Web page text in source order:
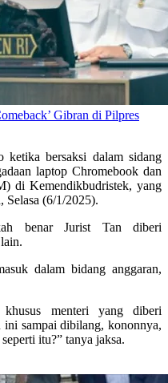
Gibran di Pilpres
ketika bersaksi dalam sidang
laptop Chromebook dan
di Kemendikbudristek, yang
Selasa (6/1/2025).
benar Jurist Tan diberi
dalam bidang anggaran,
menteri yang diberi
ini sampai dibilang, kononnya,
itu?” tanya jaksa.